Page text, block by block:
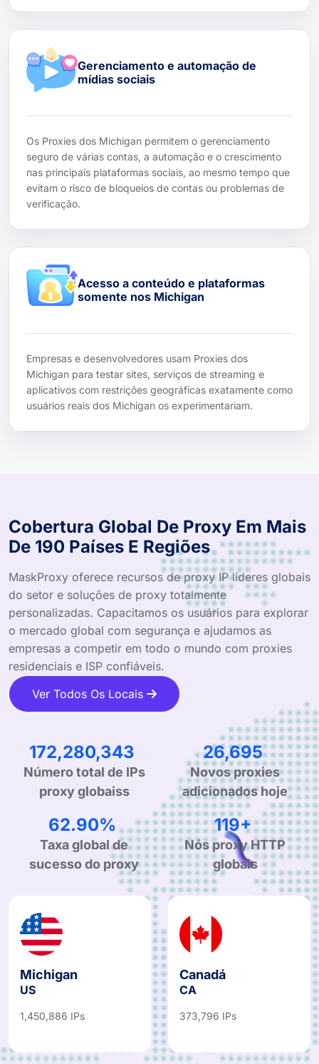
Gerenciamento e automação de
mídias sociais
Os Proxies dos Michigan permitem o gerenciamento
seguro de várias contas, a automação e o crescimento
nas principais plataformas sociais, ao mesmo tempo que
evitam o risco de bloqueios de contas ou problemas de
verificação.
Acesso a conteúdo e plataformas
somente nos Michigan
Empresas e desenvolvedores usam Proxies dos
Michigan para testar sites, serviços de streaming e
aplicativos com restrições geográficas exatamente como
usuários reais dos Michigan os experimentariam.
Cobertura Global De Proxy Em Mais
De 190 Países E Regiões
MaskProxy oferece recursos de proxy IP líderes globais
do setor e soluções de proxy totalmente
personalizadas. Capacitamos os usuários para explorar
o mercado global com segurança e ajudamos as
empresas a competir em todo o mundo com proxies
residenciais e ISP confiáveis.
Ver Todos Os Locais
273,584,937
Número total de IPs
42,393
Novos proxies
adicionados hoje
99.90%
Taxa global de
sucesso do proxy
190+
Nós proxy HTTP
globais
Michigan
US
Canadá
CA